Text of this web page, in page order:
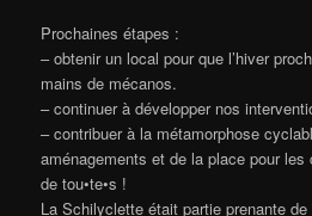
Prochaines étapes :
– obtenir un local pour que l’hiver
mains de mécanos.
– continuer à développer nos
– contribuer à la métamorphose
aménagements et de la place pour
de tou•te•s !
La Schilyclette était partie prenante